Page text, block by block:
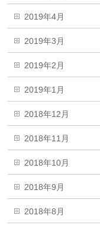
2019年4月
2019年3月
2019年2月
2019年1月
2018年12月
2018年11月
2018年10月
2018年9月
2018年8月